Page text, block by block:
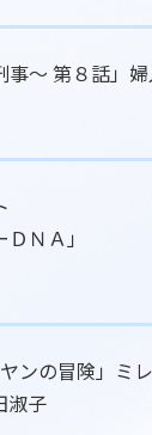
事～ 第８話」
ＮＡ」
ンの冒険」ミ
淑子